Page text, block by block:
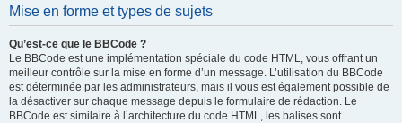
Mise en forme et types de sujets
Qu’est-ce que le BBCode ?
Le BBCode est une implémentation spéciale du code HTML, vous offrant un
meilleur contrôle sur la mise en forme d’un message. L’utilisation du BBCode
est déterminée par les administrateurs, mais il vous est également possible de
la désactiver sur chaque message depuis le formulaire de rédaction. Le
BBCode est similaire à l’architecture du code HTML, les balises sont